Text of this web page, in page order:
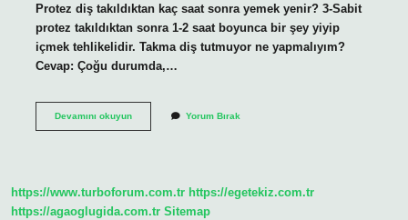
Protez diş takıldıktan kaç saat sonra yemek yenir? 3-Sabit
protez takıldıktan sonra 1-2 saat boyunca bir şey yiyip
içmek tehlikelidir. Takma diş tutmuyor ne yapmalıyım?
Cevap: Çoğu durumda,…
Devamını okuyunTakma
Yorum Bırak
https://www.turboforum.com.tr https://egetekiz.com.tr
https://agaoglugida.com.tr Sitemap